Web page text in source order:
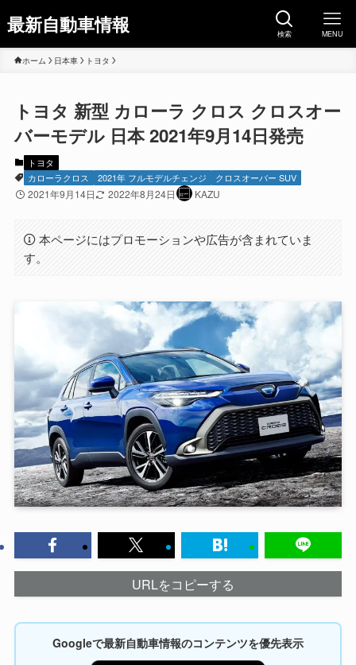
最新自動車情報 検索 MENU
ホーム 日本車 トヨタ
トヨタ 新型 カローラ クロス クロスオー
バーモデル 日本 2021年9月14日発売
トヨタ
カローラクロス
2021年 フルモデルチェンジ クロスオーバー SUV
2021年9月14日 2022年8月24日 KAZU
本ページにはプロモーションや広告が含まれていま
す。
URLをコピーする
Googleで最新自動車情報のコンテンツを優先表示